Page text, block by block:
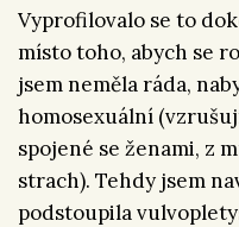
Vyprofilovalo se to
místo toho, abych se
jsem neměla ráda,
homosexuální
spojené se ženami, z
strach). Tehdy jsem
podstoupila